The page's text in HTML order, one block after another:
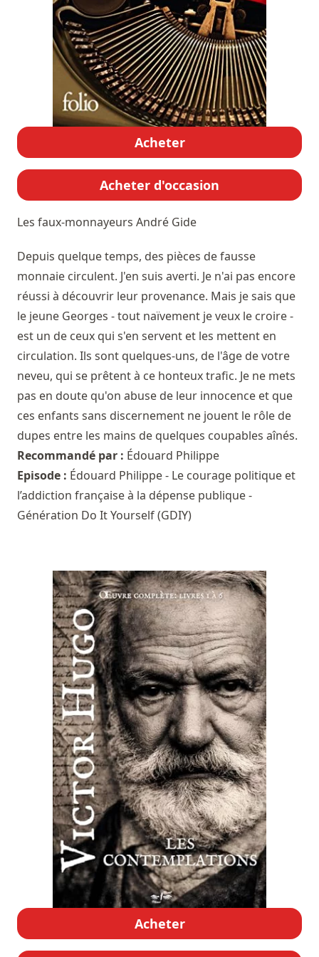
Acheter
Acheter d'occasion
Les faux-monnayeurs André Gide
Depuis quelque temps, des pièces de fausse
monnaie circulent. J'en suis averti. Je n'ai pas encore
réussi à découvrir leur provenance. Mais je sais que
le jeune Georges - tout naïvement je veux le croire -
est un de ceux qui s'en servent et les mettent en
circulation. Ils sont quelques-uns, de l'âge de votre
neveu, qui se prêtent à ce honteux trafic. Je ne mets
pas en doute qu'on abuse de leur innocence et que
ces enfants sans discernement ne jouent le rôle de
dupes entre les mains de quelques coupables aînés.
Recommandé par : Édouard Philippe
Episode : Édouard Philippe - Le courage politique et
l’addiction française à la dépense publique -
Génération Do It Yourself (GDIY)
Acheter